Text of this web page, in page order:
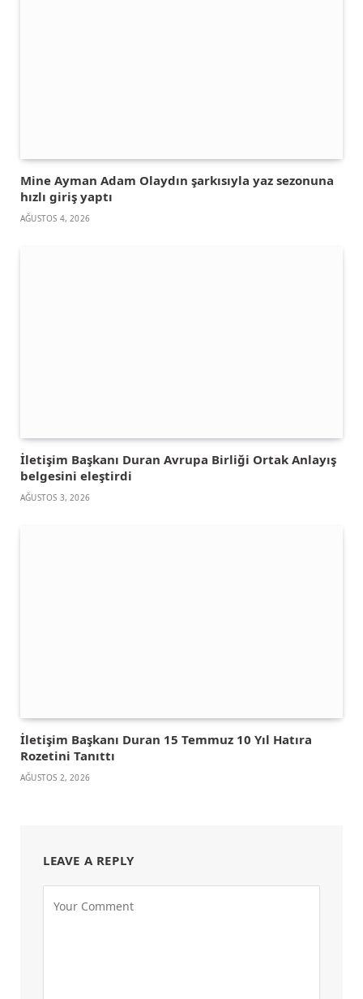
Mine Ayman Adam Olaydın şarkısıyla yaz sezonuna
hızlı giriş yaptı
AĞUSTOS 4, 2026
İletişim Başkanı Duran Avrupa Birliği Ortak Anlayış
belgesini eleştirdi
AĞUSTOS 3, 2026
İletişim Başkanı Duran 15 Temmuz 10 Yıl Hatıra
Rozetini Tanıttı
AĞUSTOS 2, 2026
LEAVE A REPLY